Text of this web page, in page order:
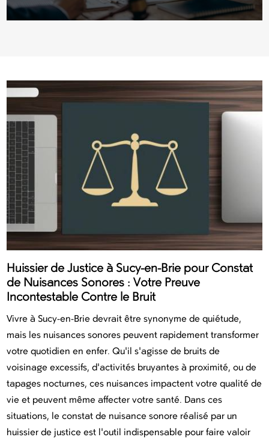
Huissier de Justice à Sucy-en-Brie pour Constat
de Nuisances Sonores : Votre Preuve
Incontestable Contre le Bruit
Vivre à Sucy-en-Brie devrait être synonyme de quiétude,
mais les nuisances sonores peuvent rapidement transformer
votre quotidien en enfer. Qu'il s'agisse de bruits de
voisinage excessifs, d'activités bruyantes à proximité, ou de
tapages nocturnes, ces nuisances impactent votre qualité de
vie et peuvent même affecter votre santé. Dans ces
situations, le constat de nuisance sonore réalisé par un
huissier de justice est l'outil indispensable pour faire valoir